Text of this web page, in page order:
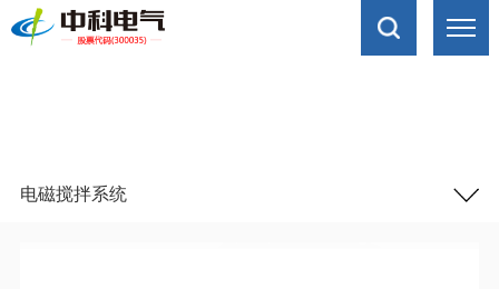
电磁搅拌系统